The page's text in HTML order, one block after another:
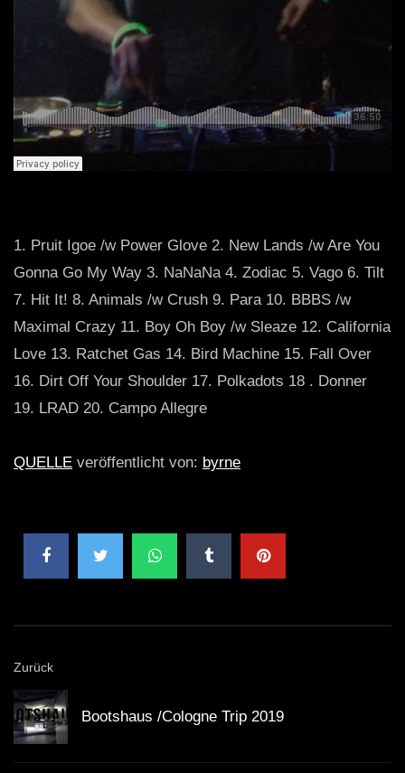
1. Pruit Igoe /w Power Glove 2. New Lands /w Are You
Gonna Go My Way 3. NaNaNa 4. Zodiac 5. Vago 6. Tilt
7. Hit It! 8. Animals /w Crush 9. Para 10. BBBS /w
Maximal Crazy 11. Boy Oh Boy /w Sleaze 12. California
Love 13. Ratchet Gas 14. Bird Machine 15. Fall Over
16. Dirt Off Your Shoulder 17. Polkadots 18 . Donner
19. LRAD 20. Campo Allegre
QUELLE veröffentlicht von: byrne
Zurück
Bootshaus /Cologne Trip 2019